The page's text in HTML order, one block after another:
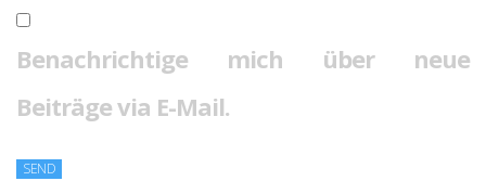
Benachrichtige mich über neue
Beiträge via E-Mail.